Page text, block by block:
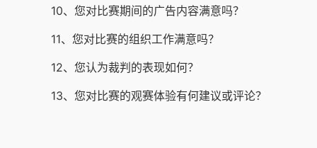
10、您对比赛期间的广告内容满意吗？
11、您对比赛的组织工作满意吗？
12、您认为裁判的表现如何？
13、您对比赛的观赛体验有何建议或评论？